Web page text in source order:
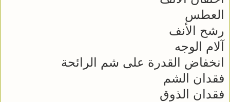
العطس
رشح الأنف
آلام الوجه
انخفاض القدرة على شم الرائحة
فقدان الشم
فقدان الذوق